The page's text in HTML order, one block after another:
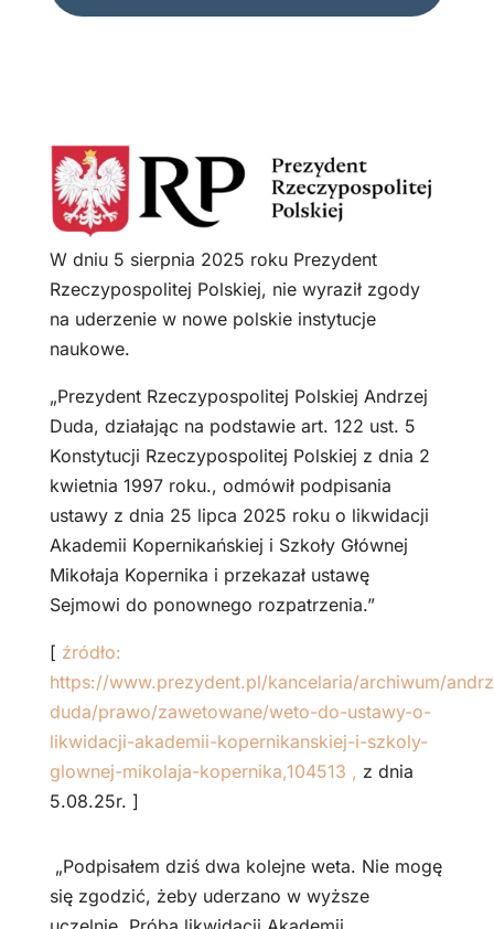
W dniu 5 sierpnia 2025 roku Prezydent
Rzeczypospolitej Polskiej, nie wyraził zgody
na uderzenie w nowe polskie instytucje
naukowe.
„Prezydent Rzeczypospolitej Polskiej Andrzej
Duda, działając na podstawie art. 122 ust. 5
Konstytucji Rzeczypospolitej Polskiej z dnia 2
kwietnia 1997 roku., odmówił podpisania
ustawy z dnia 25 lipca 2025 roku o likwidacji
Akademii Kopernikańskiej i Szkoły Głównej
Mikołaja Kopernika i przekazał ustawę
Sejmowi do ponownego rozpatrzenia.”
[ źródło:
https://www.prezydent.pl/kancelaria/archiwum/
duda/prawo/zawetowane/weto-do-ustawy-o-
likwidacji-akademii-kopernikanskiej-i-szkoly-
glownej-mikolaja-kopernika,104513 , z dnia
5.08.25r. ]
„Podpisałem dziś dwa kolejne weta. Nie mogę
się zgodzić, żeby uderzano w wyższe